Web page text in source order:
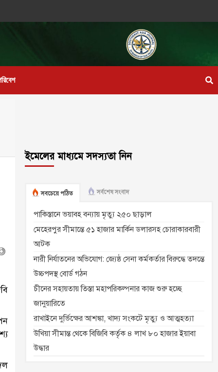
ইমেলের মাধ্যমে সদস্যতা নিন
সবচেয়ে পঠিত সর্বশেষ সংবাদ
পাকিস্তানে ভয়াবহ বন্যায় মৃত্যু ২৫০ ছাড়াল
মেহেরপুর সীমান্তে ৫১ হাজার মার্কিন ডলারসহ চোরাকারবারী
আটক
নারী নির্যাতনের অভিযোগ: জ্যেষ্ঠ সেনা কর্মকর্তার বিরুদ্ধে তদন্তে
উচ্চপদস্থ বোর্ড গঠন
চীনের সহায়তায় তিস্তা মহাপরিকল্পনার কাজ শুরু হচ্ছে
জানুয়ারিতে
রাখাইনে দুর্ভিক্ষের আশঙ্কা, খাদ্য সংকটে মৃত্যু ও আত্মহত্যা
উখিয়া সীমান্ত থেকে বিজিবি কর্তৃক ৪ লাখ ৮০ হাজার ইয়াবা
উদ্ধার